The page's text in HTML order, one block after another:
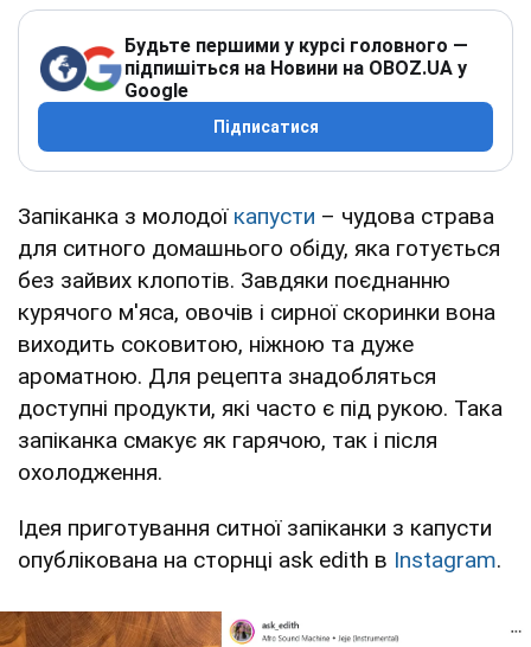
Будьте першими у курсі головного —
підпишіться на Новини на OBOZ.UA у
Google
Підписатися
Запіканка з молодої капусти – чудова страва
для ситного домашнього обіду, яка готується
без зайвих клопотів. Завдяки поєднанню
курячого м'яса, овочів і сирної скоринки вона
виходить соковитою, ніжною та дуже
ароматною. Для рецепта знадобляться
доступні продукти, які часто є під рукою. Така
запіканка смакує як гарячою, так і після
охолодження.
Ідея приготування ситної запіканки з капусти
опублікована на сторнці ask edith в Instagram.